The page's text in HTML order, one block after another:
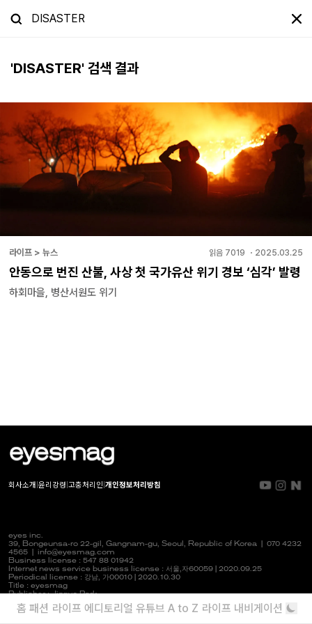
'DISASTER' 검색 결과
라이프 > 뉴스 읽음 7019 ・ 2025.03.25
안동으로 번진 산불, 사상 첫 국가유산 위기 경보 ‘심각’ 발령
하회마을, 병산서원도 위기
회사소개 윤리강령 고충처리인 개인정보처리방침
eyes inc.
39, Bongeunsa-ro 22-gil, Gangnam-gu, Seoul, Republic of Korea | 070 4232
4565
info@eyesmag.com
Business license : 547 88 01942
Internet news service business license : 서울,자60059 | 2020.09.25
Periodical license : 강남, 가00010 | 2020.10.30
Title : eyesmag
Publisher : Jinpyo Park
News manager & Editorial officer : Youlim Heo
홈 패션 라이프 에디토리얼 유튜브 A to Z 라이프 내비게이션